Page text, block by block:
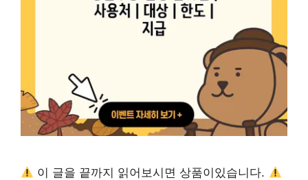
이 글을 끝까지 읽어보시면 상품이있습니다.